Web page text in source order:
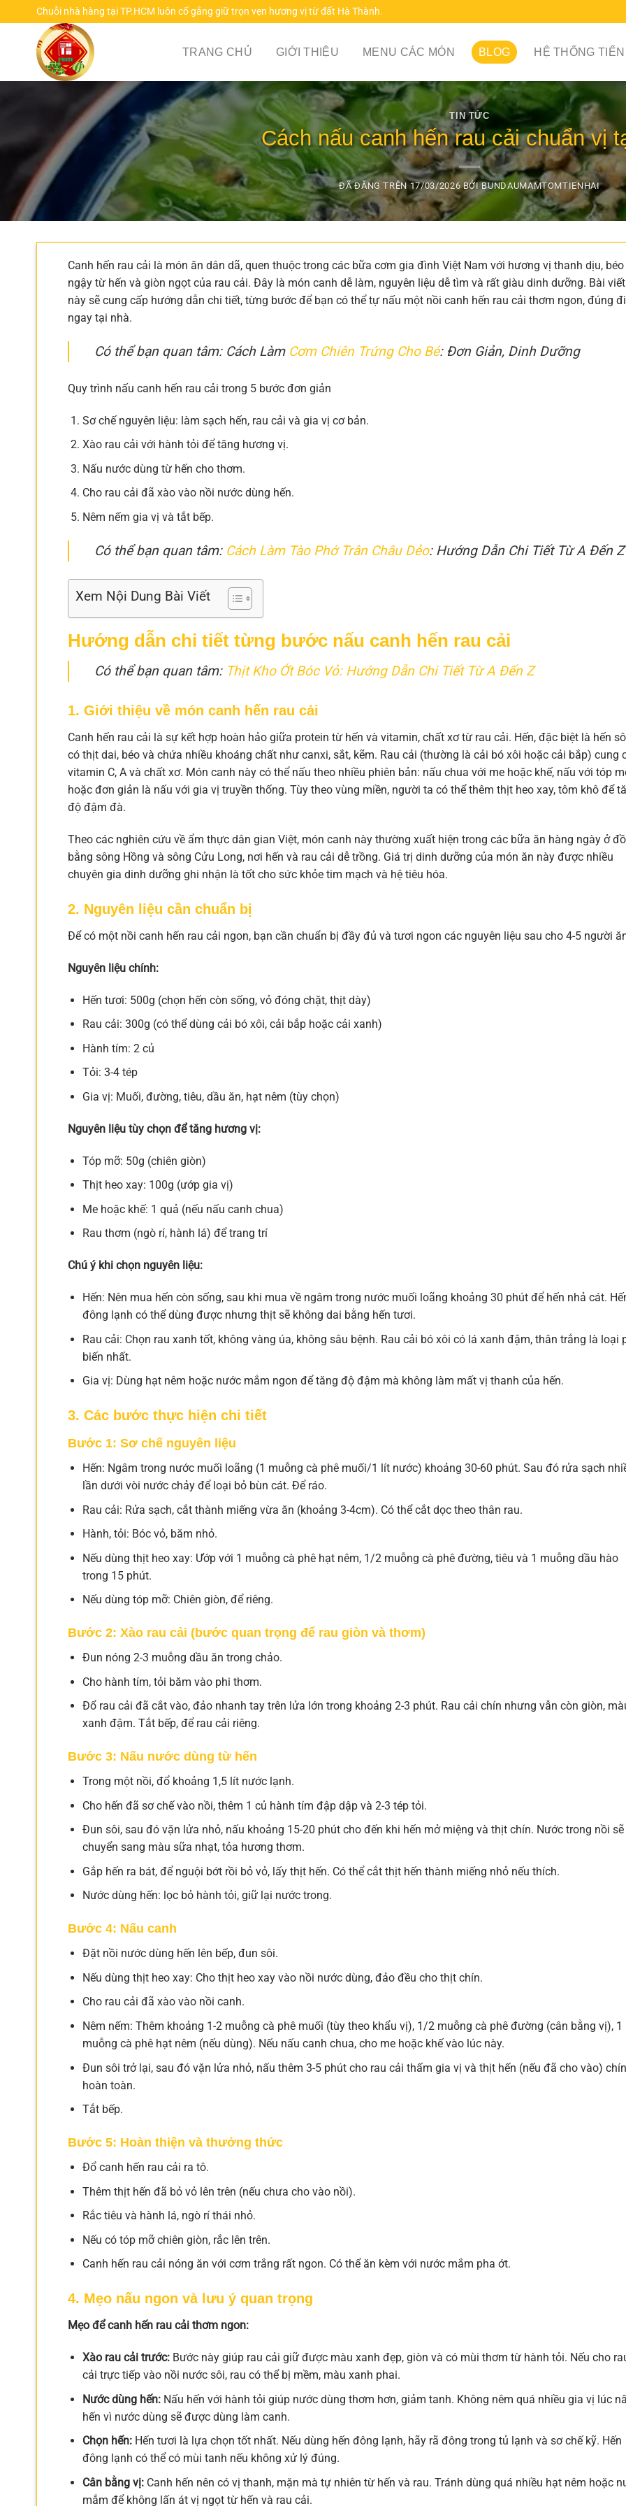
đến
Chuỗi nhà hàng tại TP.HCM luôn cố gắng giữ trọn vẹn hương vị từ đất Hà Thành.
TRANG CHỦ GIỚI THIỆU MENU CÁC MÓN BLOG HỆ THỐNG
TIN TỨC
Cách nấu canh hến rau cải chuẩn vị
ĐÃ ĐĂNG TRÊN17/03/2026 BỞIBUNDAUMAMTOMTIENHAI
Canh hến rau cải là món ăn dân dã, quen thuộc trong các bữa cơm gia đình Việt Nam với hương vị thanh dịu, béo
ngậy từ hến và giòn ngọt của rau cải. Đây là món canh dễ làm, nguyên liệu dễ tìm và rất giàu dinh dưỡng. Bài viết
này sẽ cung cấp hướng dẫn chi tiết, từng bước để bạn có thể tự nấu một nồi canh hến rau cải thơm ngon, đúng
ngay tại nhà.
Có thể bạn quan tâm: Cách Làm Cơm Chiên Trứng Cho Bé: Đơn Giản, Dinh Dưỡng
Quy trình nấu canh hến rau cải trong 5 bước đơn giản
Sơ chế nguyên liệu: làm sạch hến, rau cải và gia vị cơ bản.
Xào rau cải với hành tỏi để tăng hương vị.
Nấu nước dùng từ hến cho thơm.
Cho rau cải đã xào vào nồi nước dùng hến.
Nêm nếm gia vị và tắt bếp.
Có thể bạn quan tâm: Cách Làm Tào Phớ Trân Châu Dẻo: Hướng Dẫn Chi Tiết Từ A Đến Z
Xem Nội Dung Bài Viết
Hướng dẫn chi tiết từng bước nấu canh hến rau cải
Có thể bạn quan tâm: Thịt Kho Ớt Bóc Vỏ: Hướng Dẫn Chi Tiết Từ A Đến Z
1. Giới thiệu về món canh hến rau cải
Canh hến rau cải là sự kết hợp hoàn hảo giữa protein từ hến và vitamin, chất xơ từ rau cải. Hến, đặc biệt là hến
có thịt dai, béo và chứa nhiều khoáng chất như canxi, sắt, kẽm. Rau cải (thường là cải bó xôi hoặc cải bắp) cung
vitamin C, A và chất xơ. Món canh này có thể nấu theo nhiều phiên bản: nấu chua với me hoặc khế, nấu với tóp
hoặc đơn giản là nấu với gia vị truyền thống. Tùy theo vùng miền, người ta có thể thêm thịt heo xay, tôm khô để
độ đậm đà.
Theo các nghiên cứu về ẩm thực dân gian Việt, món canh này thường xuất hiện trong các bữa ăn hàng ngày ở
bằng sông Hồng và sông Cửu Long, nơi hến và rau cải dễ trồng. Giá trị dinh dưỡng của món ăn này được nhiều
chuyên gia dinh dưỡng ghi nhận là tốt cho sức khỏe tim mạch và hệ tiêu hóa.
2. Nguyên liệu cần chuẩn bị
Để có một nồi canh hến rau cải ngon, bạn cần chuẩn bị đầy đủ và tươi ngon các nguyên liệu sau cho 4-5 người
Nguyên liệu chính:
Hến tươi: 500g (chọn hến còn sống, vỏ đóng chặt, thịt dày)
Rau cải: 300g (có thể dùng cải bó xôi, cải bắp hoặc cải xanh)
Hành tím: 2 củ
Tỏi: 3-4 tép
Gia vị: Muối, đường, tiêu, dầu ăn, hạt nêm (tùy chọn)
Nguyên liệu tùy chọn để tăng hương vị:
Tóp mỡ: 50g (chiên giòn)
Thịt heo xay: 100g (ướp gia vị)
Me hoặc khế: 1 quả (nếu nấu canh chua)
Rau thơm (ngò rí, hành lá) để trang trí
Chú ý khi chọn nguyên liệu:
Hến: Nên mua hến còn sống, sau khi mua về ngâm trong nước muối loãng khoảng 30 phút để hến nhả cát.
đông lạnh có thể dùng được nhưng thịt sẽ không dai bằng hến tươi.
Rau cải: Chọn rau xanh tốt, không vàng úa, không sâu bệnh. Rau cải bó xôi có lá xanh đậm, thân trắng là loại
biến nhất.
Gia vị: Dùng hạt nêm hoặc nước mắm ngon để tăng độ đậm mà không làm mất vị thanh của hến.
3. Các bước thực hiện chi tiết
Bước 1: Sơ chế nguyên liệu
Hến: Ngâm trong nước muối loãng (1 muỗng cà phê muối/1 lít nước) khoảng 30-60 phút. Sau đó rửa sạch
lần dưới vòi nước chảy để loại bỏ bùn cát. Để ráo.
Rau cải: Rửa sạch, cắt thành miếng vừa ăn (khoảng 3-4cm). Có thể cắt dọc theo thân rau.
Hành, tỏi: Bóc vỏ, băm nhỏ.
Nếu dùng thịt heo xay: Ướp với 1 muỗng cà phê hạt nêm, 1/2 muỗng cà phê đường, tiêu và 1 muỗng dầu hào
trong 15 phút.
Nếu dùng tóp mỡ: Chiên giòn, để riêng.
Bước 2: Xào rau cải (bước quan trọng để rau giòn và thơm)
Đun nóng 2-3 muỗng dầu ăn trong chảo.
Cho hành tím, tỏi băm vào phi thơm.
Đổ rau cải đã cắt vào, đảo nhanh tay trên lửa lớn trong khoảng 2-3 phút. Rau cải chín nhưng vẫn còn giòn,
xanh đậm. Tắt bếp, để rau cải riêng.
Bước 3: Nấu nước dùng từ hến
Trong một nồi, đổ khoảng 1,5 lít nước lạnh.
Cho hến đã sơ chế vào nồi, thêm 1 củ hành tím đập dập và 2-3 tép tỏi.
Đun sôi, sau đó vặn lửa nhỏ, nấu khoảng 15-20 phút cho đến khi hến mở miệng và thịt chín. Nước trong nồi sẽ
chuyển sang màu sữa nhạt, tỏa hương thơm.
Gắp hến ra bát, để nguội bớt rồi bỏ vỏ, lấy thịt hến. Có thể cắt thịt hến thành miếng nhỏ nếu thích.
Nước dùng hến: lọc bỏ hành tỏi, giữ lại nước trong.
Bước 4: Nấu canh
Đặt nồi nước dùng hến lên bếp, đun sôi.
Nếu dùng thịt heo xay: Cho thịt heo xay vào nồi nước dùng, đảo đều cho thịt chín.
Cho rau cải đã xào vào nồi canh.
Nêm nếm: Thêm khoảng 1-2 muỗng cà phê muối (tùy theo khẩu vị), 1/2 muỗng cà phê đường (cân bằng vị), 1
muỗng cà phê hạt nêm (nếu dùng). Nếu nấu canh chua, cho me hoặc khế vào lúc này.
Đun sôi trở lại, sau đó vặn lửa nhỏ, nấu thêm 3-5 phút cho rau cải thấm gia vị và thịt hến (nếu đã cho vào) chín
hoàn toàn.
Tắt bếp.
Bước 5: Hoàn thiện và thưởng thức
Đổ canh hến rau cải ra tô.
Thêm thịt hến đã bỏ vỏ lên trên (nếu chưa cho vào nồi).
Rắc tiêu và hành lá, ngò rí thái nhỏ.
Nếu có tóp mỡ chiên giòn, rắc lên trên.
Canh hến rau cải nóng ăn với cơm trắng rất ngon. Có thể ăn kèm với nước mắm pha ớt.
4. Mẹo nấu ngon và lưu ý quan trọng
Mẹo để canh hến rau cải thơm ngon:
Xào rau cải trước:Bước này giúp rau cải giữ được màu xanh đẹp, giòn và có mùi thơm từ hành tỏi. Nếu cho
cải trực tiếp vào nồi nước sôi, rau có thể bị mềm, màu xanh phai.
Nước dùng hến:Nấu hến với hành tỏi giúp nước dùng thơm hơn, giảm tanh. Không nêm quá nhiều gia vị lúc
hến vì nước dùng sẽ được dùng làm canh.
Chọn hến:Hến tươi là lựa chọn tốt nhất. Nếu dùng hến đông lạnh, hãy rã đông trong tủ lạnh và sơ chế kỹ. Hến
đông lạnh có thể có mùi tanh nếu không xử lý đúng.
Cân bằng vị:Canh hến nên có vị thanh, mặn mà tự nhiên từ hến và rau. Tránh dùng quá nhiều hạt nêm hoặc
mắm để không lấn át vị ngọt từ hến và rau cải.